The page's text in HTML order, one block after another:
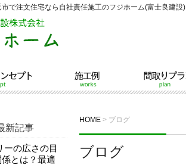
で注文住宅なら自社責任施工のフジホーム(富士良建設)
セプト 施工例 間取りプラン
HOME > ブログ
ブログ
新記事
ーの広さの目
とは？最適